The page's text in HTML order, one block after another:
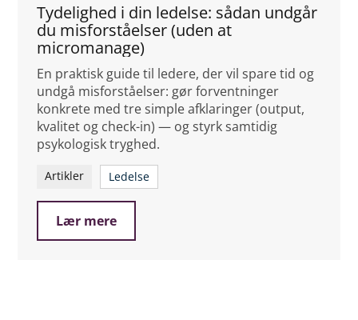
Tydelighed i din ledelse: sådan undgår
du misforståelser (uden at
micromanage)
En praktisk guide til ledere, der vil spare tid og
undgå misforståelser: gør forventninger
konkrete med tre simple afklaringer (output,
kvalitet og check-in) — og styrk samtidig
psykologisk tryghed.
Artikler Ledelse
Lær mere